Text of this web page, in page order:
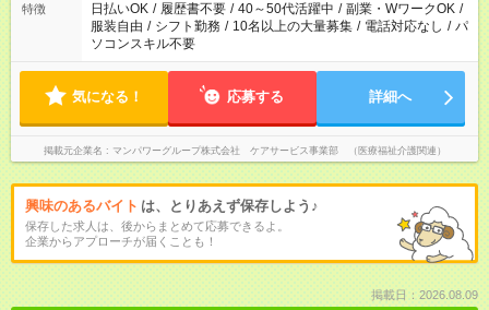
特徴 日払いOK / 履歴書不要 / 40～50代活躍中 / 副業・WワークOK /
服装自由 / シフト勤務 / 10名以上の大量募集 / 電話対応なし / パ
ソコンスキル不要
気になる！ 応募する 詳細へ
掲載元企業名 マンパワーグループ株式会社 ケアサービス事業部 （医療福祉介護関連）
興味のあるバイト は、とりあえず保存しよう♪
保存した求人は、後からまとめて応募できるよ。
企業からアプローチが届くことも！
掲載日：2026.08.09